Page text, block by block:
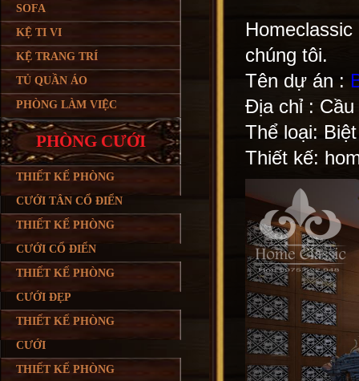
SOFA
KỆ TI VI
KỆ TRANG TRÍ
TỦ QUẦN ÁO
PHÒNG LÀM VIỆC
PHÒNG CƯỚI
THIẾT KẾ PHÒNG
CƯỚI TÂN CỔ ĐIỂN
THIẾT KẾ PHÒNG
CƯỚI CỔ ĐIỂN
THIẾT KẾ PHÒNG
CƯỚI ĐẸP
THIẾT KẾ PHÒNG
CƯỚI
THIẾT KẾ PHÒNG
chúng tôi.
Tên dự án :
Địa chỉ :
Thể loại:
Thiết kế: